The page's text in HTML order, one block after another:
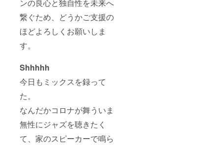
ンの良心と独自性を未来へ
繋ぐため、どうかご支援の
ほどよろしくお願いしま
す。
Shhhhh
今日もミックスを録って
た。
なんだかコロナが舞ういま
無性にジャズを聴きたく
て、家のスピーカーで鳴ら